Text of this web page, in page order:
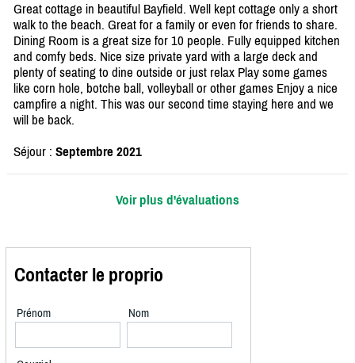
Great cottage in beautiful Bayfield. Well kept cottage only a short
walk to the beach. Great for a family or even for friends to share.
Dining Room is a great size for 10 people. Fully equipped kitchen
and comfy beds. Nice size private yard with a large deck and
plenty of seating to dine outside or just relax Play some games
like corn hole, botche ball, volleyball or other games Enjoy a nice
campfire a night. This was our second time staying here and we
will be back.
Séjour : Septembre 2021
Voir plus d'évaluations
Contacter le proprio
Prénom Nom